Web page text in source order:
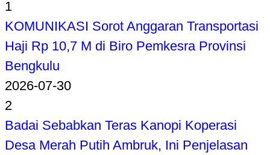
1
KOMUNIKASI Sorot Anggaran Transportasi
Haji Rp 10,7 M di Biro Pemkesra Provinsi
Bengkulu
2026-07-30
2
Badai Sebabkan Teras Kanopi Koperasi
Desa Merah Putih Ambruk, Ini Penjelasan